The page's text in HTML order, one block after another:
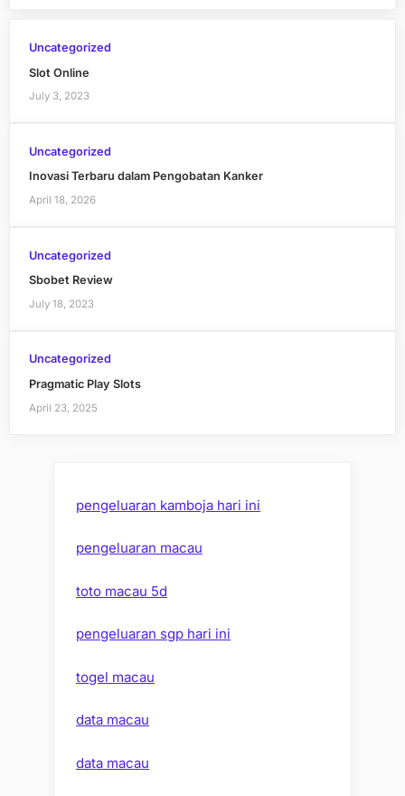
Uncategorized
Slot Online
July 3, 2023
Uncategorized
Inovasi Terbaru dalam Pengobatan Kanker
April 18, 2026
Uncategorized
Sbobet Review
July 18, 2023
Uncategorized
Pragmatic Play Slots
April 23, 2025
pengeluaran kamboja hari ini
pengeluaran macau
toto macau 5d
pengeluaran sgp hari ini
togel macau
data macau
data macau